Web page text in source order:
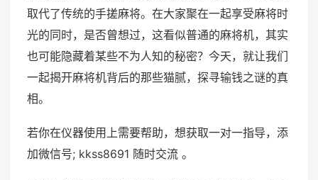
取代了传统的手搓麻将。在大家聚在一起享受麻将时
光的同时，是否曾想过，这看似普通的麻将机，其实
也可能隐藏着某些不为人知的秘密？今天，就让我们
一起揭开麻将机背后的那些猫腻，探寻输钱之谜的真
相。
若你在仪器使用上需要帮助，想获取一对一指导，添
加微信号; kkss8691 随时交流 。